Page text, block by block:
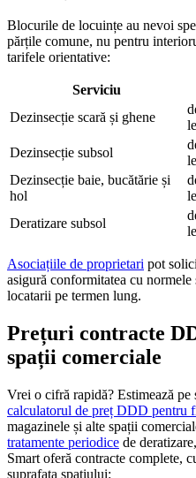
Blocurile de locuințe au nevoi
părțile comune, nu pentru
tarifele orientative:
Serviciu
Dezinsecție scară și ghene
Dezinsecție subsol
Dezinsecție baie, bucătărie și
hol
Deratizare subsol
Asociațiile de proprietari pot
asigură conformitatea cu
locatarii pe termen lung.
Prețuri contracte
spații comerciale
Vrei o cifră rapidă? Estimează pe
calculatorul de preț DDD pentru
magazinele și alte spații
tratamente periodice de
Smart oferă contracte complete,
suprafața spațiului: